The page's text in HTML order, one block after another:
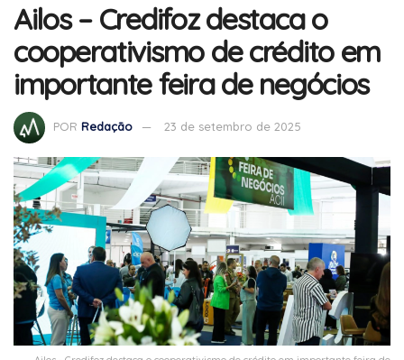
Ailos – Credifoz destaca o
cooperativismo de crédito em
importante feira de negócios
POR Redação 23 de setembro de 2025